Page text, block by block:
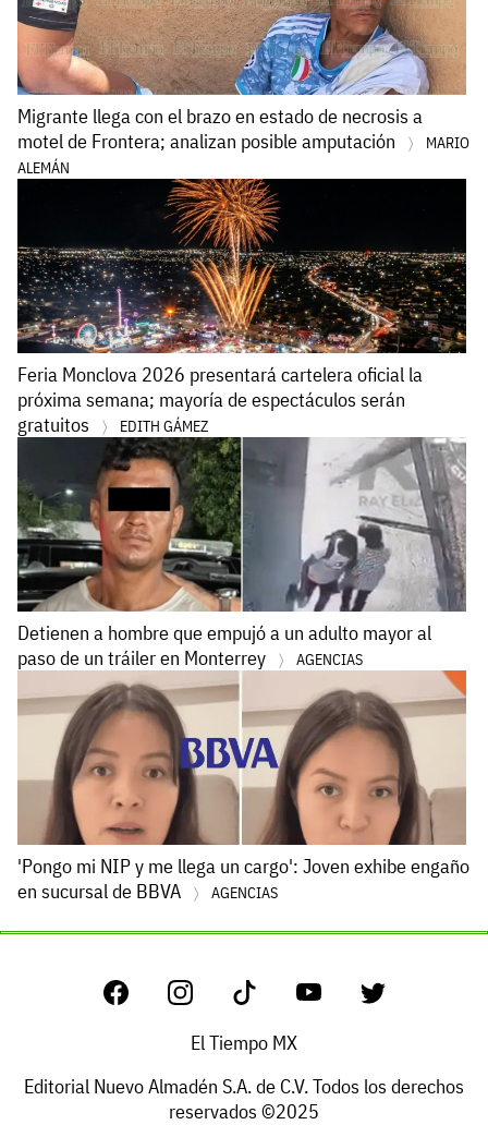
Migrante llega con el brazo en estado de necrosis a
motel de Frontera; analizan posible amputación
MARIO
ALEMÁN
Feria Monclova 2026 presentará cartelera oficial la
próxima semana; mayoría de espectáculos serán
gratuitos
EDITH GÁMEZ
Detienen a hombre que empujó a un adulto mayor al
paso de un tráiler en Monterrey
AGENCIAS
'Pongo mi NIP y me llega un cargo': Joven exhibe engaño
en sucursal de BBVA
AGENCIAS
El Tiempo MX
Editorial Nuevo Almadén S.A. de C.V. Todos los derechos
reservados ©2025